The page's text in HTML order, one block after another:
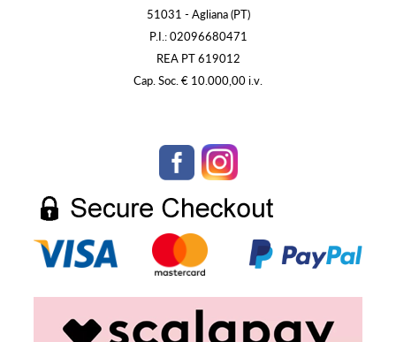
51031 - Agliana (PT)
P.I.: 02096680471
REA PT 619012
Cap. Soc. € 10.000,00 i.v.